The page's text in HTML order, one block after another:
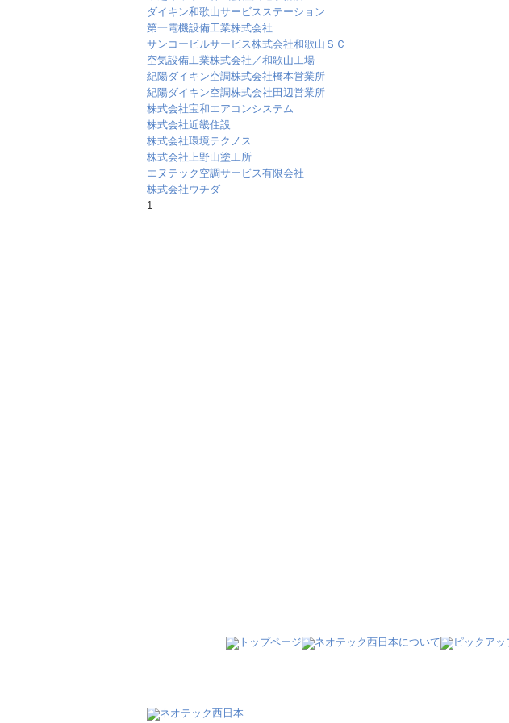
ダイキン和歌山サービスステーション
第一電機設備工業株式会社
サンコービルサービス株式会社和歌山ＳＣ
空気設備工業株式会社／和歌山工場
紀陽ダイキン空調株式会社橋本営業所
紀陽ダイキン空調株式会社田辺営業所
株式会社宝和エアコンシステム
株式会社近畿住設
株式会社環境テクノス
株式会社上野山塗工所
エヌテック空調サービス有限会社
株式会社ウチダ
1